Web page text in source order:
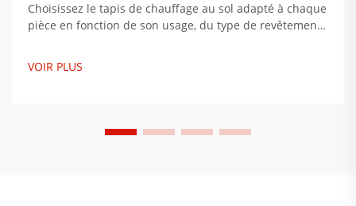
Choisissez le tapis de chauffage au sol adapté à chaque
pièce en fonction de son usage, du type de revêtement
maintenant nos conseils d'installation par des experts.
VOIR PLUS